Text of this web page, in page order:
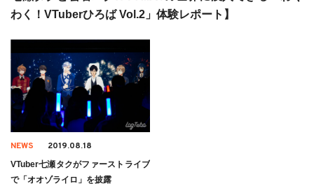
わく！VTuberひろば Vol.2」体験レポート】
NEWS 2019.08.18
VTuber七瀬タクがファーストライブ
で「オオゾライロ」を披露